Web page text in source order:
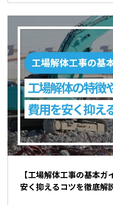
【工場解体工事の基本
安く抑えるコツを徹底解